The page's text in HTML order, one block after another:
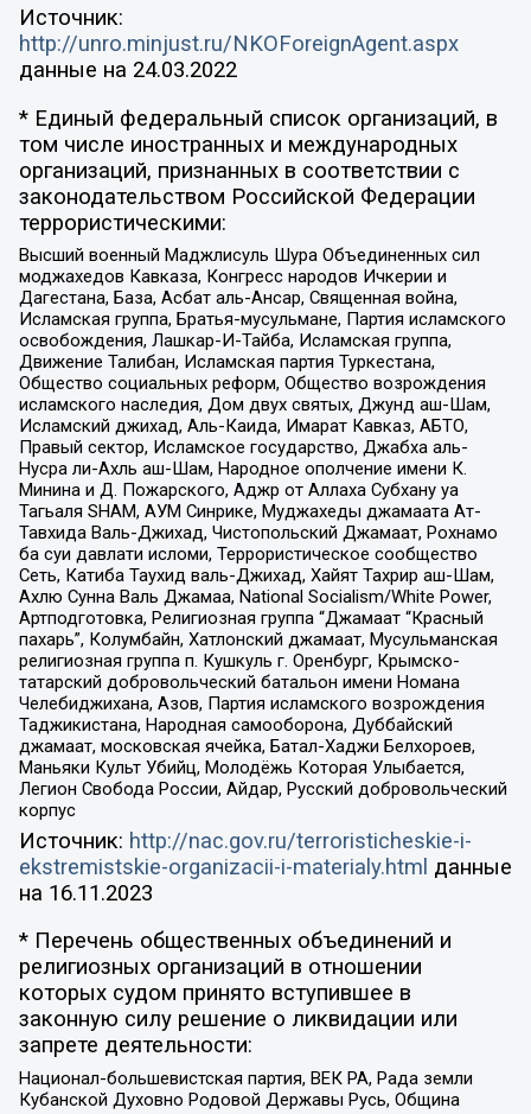
Источник:
http://unro.minjust.ru/NKOForeignAgent.aspx
данные на 24.03.2022
* Единый федеральный список организаций, в
том числе иностранных и международных
организаций, признанных в соответствии с
законодательством Российской Федерации
террористическими:
Высший военный Маджлисуль Шура Объединенных сил
моджахедов Кавказа, Конгресс народов Ичкерии и
Дагестана, База, Асбат аль-Ансар, Священная война,
Исламская группа, Братья-мусульмане, Партия исламского
освобождения, Лашкар-И-Тайба, Исламская группа,
Движение Талибан, Исламская партия Туркестана,
Общество социальных реформ, Общество возрождения
исламского наследия, Дом двух святых, Джунд аш-Шам,
Исламский джихад, Аль-Каида, Имарат Кавказ, АБТО,
Правый сектор, Исламское государство, Джабха аль-
Нусра ли-Ахль аш-Шам, Народное ополчение имени К.
Минина и Д. Пожарского, Аджр от Аллаха Субхану уа
Тагьаля SHAM, АУМ Синрике, Муджахеды джамаата Ат-
Тавхида Валь-Джихад, Чистопольский Джамаат, Рохнамо
ба суи давлати исломи, Террористическое сообщество
Сеть, Катиба Таухид валь-Джихад, Хайят Тахрир аш-Шам,
Ахлю Сунна Валь Джамаа, National Socialism/White Power,
Артподготовка, Религиозная группа “Джамаат “Красный
пахарь”, Колумбайн, Хатлонский джамаат, Мусульманская
религиозная группа п. Кушкуль г. Оренбург, Крымско-
татарский добровольческий батальон имени Номана
Челебиджихана, Азов, Партия исламского возрождения
Таджикистана, Народная самооборона, Дуббайский
джамаат, московская ячейка, Батал-Хаджи Белхороев,
Маньяки Культ Убийц, Молодёжь Которая Улыбается,
Легион Свобода России, Айдар, Русский добровольческий
корпус
Источник: http://nac.gov.ru/terroristicheskie-i-
ekstremistskie-organizacii-i-materialy.html данные
на 16.11.2023
* Перечень общественных объединений и
религиозных организаций в отношении
которых судом принято вступившее в
законную силу решение о ликвидации или
запрете деятельности:
Национал-большевистская партия, ВЕК РА, Рада земли
Кубанской Духовно Родовой Державы Русь, Община